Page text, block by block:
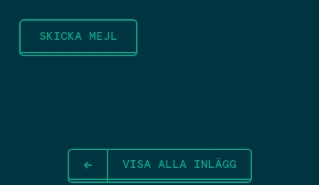
SKICKA MEJL
VISA ALLA INLÄGG